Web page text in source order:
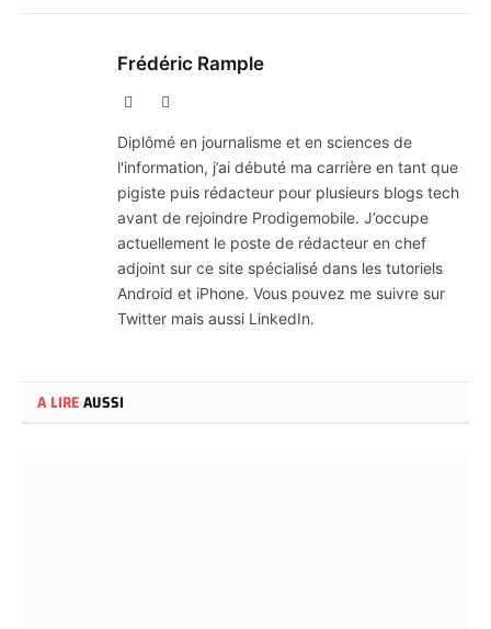
Frédéric Rample
Diplômé en journalisme et en sciences de
l'information, j’ai débuté ma carrière en tant que
pigiste puis rédacteur pour plusieurs blogs tech
avant de rejoindre Prodigemobile. J’occupe
actuellement le poste de rédacteur en chef
adjoint sur ce site spécialisé dans les tutoriels
Android et iPhone. Vous pouvez me suivre sur
Twitter mais aussi LinkedIn.
A LIREAUSSI